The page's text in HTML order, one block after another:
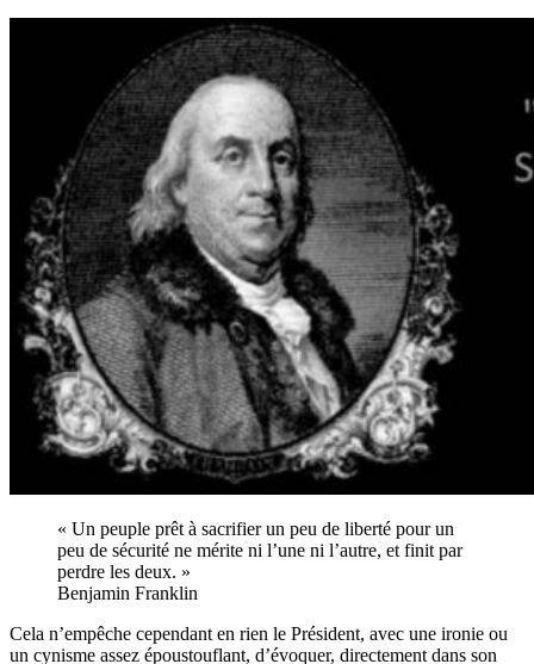
« Un peuple prêt à sacrifier un peu de liberté pour un
peu de sécurité ne mérite ni l’une ni l’autre, et finit par
perdre les deux. »
Benjamin Franklin
Cela n’empêche cependant en rien le Président, avec une ironie ou
un cynisme assez époustouflant, d’évoquer, directement dans son